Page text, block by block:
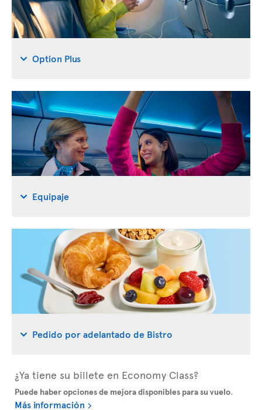
Option Plus
Equipaje
Pedido por adelantado de Bistro
¿Ya tiene su billete en Economy Class?
Puede haber opciones de mejora disponibles para su vuelo.
Más información